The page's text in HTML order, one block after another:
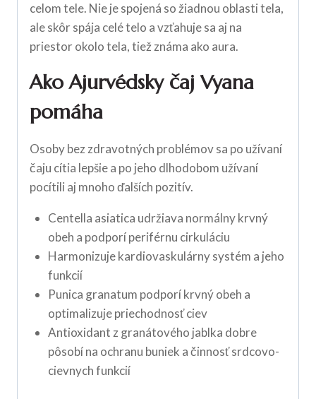
celom tele. Nie je spojená so žiadnou oblasti tela,
ale skôr spája celé telo a vzťahuje sa aj na
priestor okolo tela, tiež známa ako aura.
Ako Ajurvédsky čaj Vyana
pomáha
Osoby bez zdravotných problémov sa po užívaní
čaju cítia lepšie a po jeho dlhodobom užívaní
pocítili aj mnoho ďalších pozitív.
Centella asiatica udržiava normálny krvný
obeh a podporí periférnu cirkuláciu
Harmonizuje kardiovaskulárny systém a jeho
funkcií
Punica granatum podporí krvný obeh a
optimalizuje priechodnosť ciev
Antioxidant z granátového jablka dobre
pôsobí na ochranu buniek a činnosť srdcovo-
cievnych funkcií